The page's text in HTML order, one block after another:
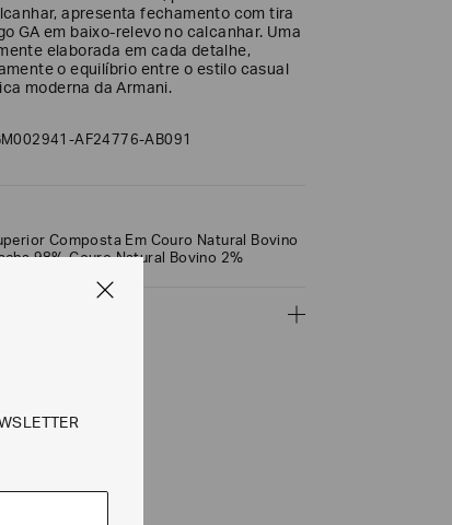
apresenta fechamento com tira
GA em baixo-relevo no calcanhar. Uma
elaborada em cada detalhe,
o equilíbrio entre o estilo casual
moderna da Armani.
AF24776-AB091
Composta Em Couro Natural Bovino
98% Couro Natural Bovino 2%